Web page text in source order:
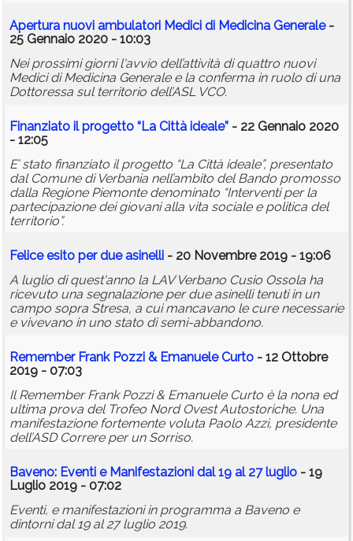
Apertura nuovi ambulatori Medici di Medicina Generale-
25 Gennaio 2020 - 10:03
Nei prossimi giorni l'avvio dell’attività di quattro nuovi
Medici di Medicina Generale e la conferma in ruolo di una
Dottoressa sul territorio dell’ASL VCO.
Finanziato il progetto “La Città ideale” - 22 Gennaio 2020
- 12:05
E’ stato finanziato il progetto “La Città ideale”, presentato
dal Comune di Verbania nell’ambito del Bando promosso
dalla Regione Piemonte denominato “Interventi per la
partecipazione dei giovani alla vita sociale e politica del
territorio”.
Felice esito per due asinelli - 20 Novembre 2019 - 19:06
A luglio di quest'anno la LAV Verbano Cusio Ossola ha
ricevuto una segnalazione per due asinelli tenuti in un
campo sopra Stresa, a cui mancavano le cure necessarie
e vivevano in uno stato di semi-abbandono.
Remember Frank Pozzi & Emanuele Curto - 12 Ottobre
2019 - 07:03
Il Remember Frank Pozzi & Emanuele Curto è la nona ed
ultima prova del Trofeo Nord Ovest Autostoriche. Una
manifestazione fortemente voluta Paolo Azzi, presidente
dell’ASD Correre per un Sorriso.
Baveno: Eventi e Manifestazioni dal 19 al 27 luglio - 19
Luglio 2019 - 07:02
Eventi, e manifestazioni in programma a Baveno e
dintorni dal 19 al 27 luglio 2019.